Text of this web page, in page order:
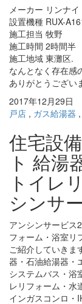
メーカー リンナイ
設置機種 RUX-
施工担当 牧野
施工時間 2時間半
施工地域 東灘区.
なんとなく存在感
ありがとうござい
2017年12月29日
戸店 , ガス給湯器 ,
住宅設
ト 給湯
トイレ
シンサ
アンシンサービス
フォーム・浴室リ
ご紹介していきま
器・石油給湯器・
システムバス・浴
レリフォーム・水
インガスコンロ・